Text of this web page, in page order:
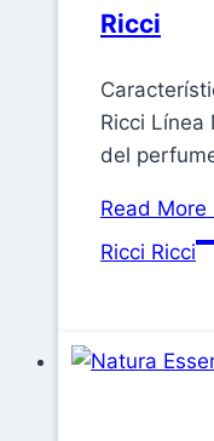
Ricci
Ricci Línea
del
Read More
Ricci Ricci